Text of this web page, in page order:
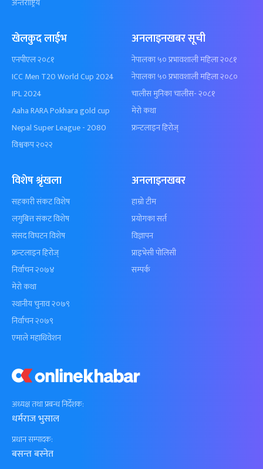
अध्यक्ष तथा प्रबन्ध निर्देशक:
धर्मराज भुसाल
प्रधान सम्पादक:
बसन्त बस्नेत
खेलकुद लाईभ
एनपीएल २०८१
ICC Men T20 World Cup 2024
IPL 2024
Aaha RARA Pokhara gold cup
Nepal Super League - 2080
विश्वकप २०२२
अनलाइनखबर सूची
नेपालका ५० प्रभावशाली महिला २०८१
नेपालका ५० प्रभावशाली महिला २०८०
चालीस मुनिका चालीस- २०८१
मेरो कथा
फ्रन्टलाइन हिरोज्
विशेष श्रृंखला
सहकारी संकट विशेष
लगुबित्त संकट विशेष
संसद विघटन विशेष
फ्रन्टलाइन हिरोज्
निर्वाचन २०७४
मेरो कथा
स्थानीय चुनाव २०७९
निर्वाचन २०७९
एमाले महाधिवेशन
अनलाइनखबर
हाम्रो टीम
प्रयोगका सर्त
विज्ञापन
प्राइभेसी पोलिसी
सम्पर्क